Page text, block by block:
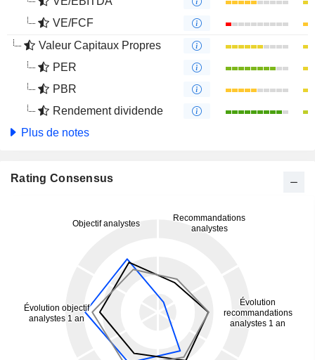
VE/FCF
Valeur Capitaux Propres
PER
PBR
Rendement dividende
Plus de notes
Rating Consensus